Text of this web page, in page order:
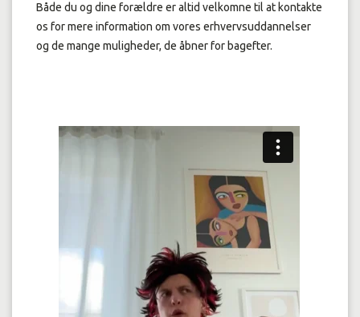
Både du og dine forældre er altid velkomne til at kontakte
os for mere information om vores erhvervsuddannelser
og de mange muligheder, de åbner for bagefter.